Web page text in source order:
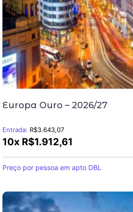
Europa Ouro – 2026/27
Entrada: R$3.643,07
10x R$1.912,61
Preço por pessoa em apto DBL